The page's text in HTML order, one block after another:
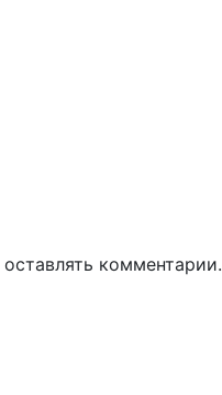
комментарии.